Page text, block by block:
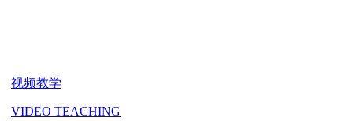
视频教学
VIDEO TEACHING